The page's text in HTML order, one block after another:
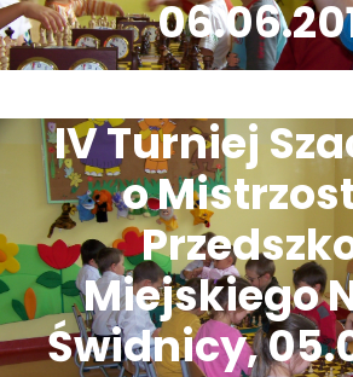
IV Turniej
o
Miejskiego
Świdnicy,